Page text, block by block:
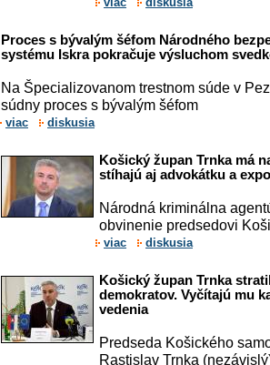
Proces s bývalým šéfom Národného
systému Iskra pokračuje výsluchom
Na Špecializovanom trestnom súde v
súdny proces s bývalým šéfom
viac diskusia
Košický župan Trnka má
stíhajú aj advokátku a
Národná kriminálna
obvinenie predsedovi
viac diskusia
Košický župan Trnka
demokratov. Vyčítajú mu
vedenia
Predseda Košického
Rastislav Trnka